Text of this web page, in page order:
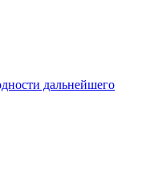
дальнейшего